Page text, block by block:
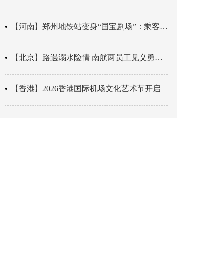
【河南】郑州地铁站变身“国宝剧场”：乘客刚出车厢，就“入戏”千年
【北京】路遇溺水险情 南航两员工见义勇为科学施救
【香港】2026香港国际机场文化艺术节开启